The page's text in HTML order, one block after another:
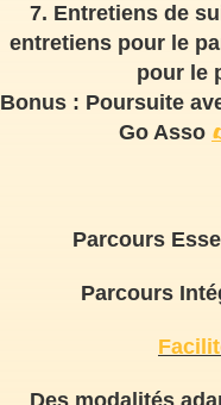
7. Entretiens de
entretiens pour le
pour le
Bonus : Poursuite
Go Asso
Parcours
Parcours
Des modalités